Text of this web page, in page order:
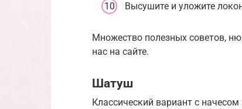
Высушите и уложите
Множество полезных советов,
нас на сайте.
Шатуш
Классический вариант с